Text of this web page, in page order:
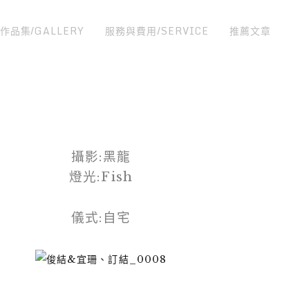
作品集/GALLERY 服務與費用/SERVICE 推薦文章
攝影:黑龍
燈光:Fish
儀式:自宅